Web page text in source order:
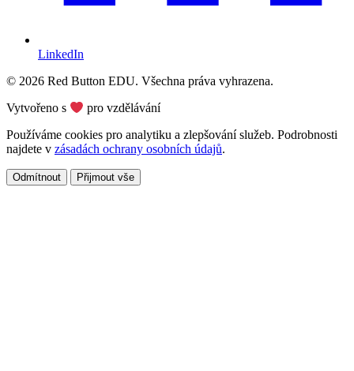
LinkedIn
© 2026 Red Button EDU. Všechna práva vyhrazena.
Vytvořeno s
pro vzdělávání
Používáme cookies pro analytiku a zlepšování služeb. Podrobnosti
najdete v zásadách ochrany osobních údajů.
Odmítnout Přijmout vše